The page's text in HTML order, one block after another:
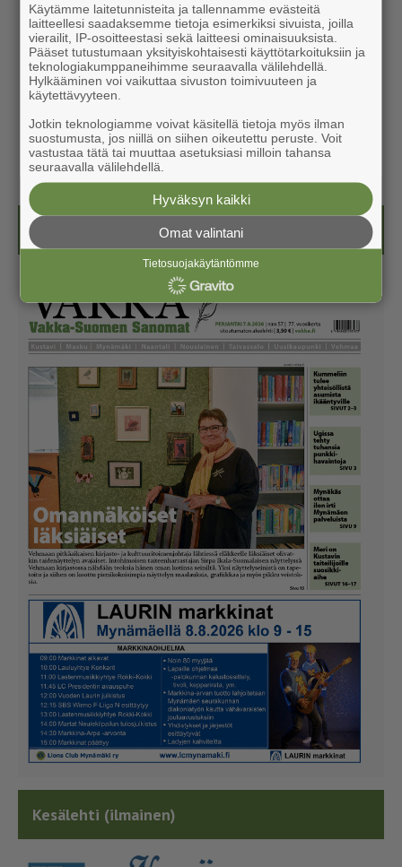
Kesälehti (ilmainen)
Käytämme laitetunnisteita ja tallennamme evästeitä
laitteellesi saadaksemme tietoja esimerkiksi sivuista, joilla
vierailit, IP-osoitteestasi sekä laitteesi ominaisuuksista.
Pääset tutustumaan yksityiskohtaisesti käyttötarkoituksiin ja
teknologiakumppaneihimme seuraavalla välilehdellä.
Hylkääminen voi vaikuttaa sivuston toimivuuteen ja
käytettävyyteen.
Jotkin teknologiamme voivat käsitellä tietoja myös ilman
suostumusta, jos niillä on siihen oikeutettu peruste. Voit
vastustaa tätä tai muuttaa asetuksiasi milloin tahansa
seuraavalla välilehdellä.
Hyväksyn kaikki
Omat valintani
Tietosuojakäytäntömme